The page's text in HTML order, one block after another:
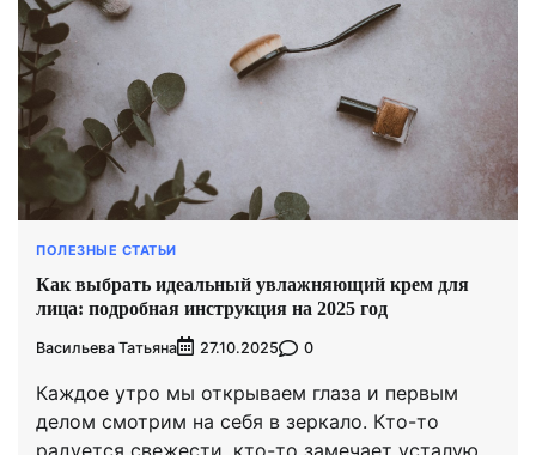
ПОЛЕЗНЫЕ СТАТЬИ
Как выбрать идеальный увлажняющий крем для
лица: подробная инструкция на 2025 год
Васильева Татьяна 27.10.2025 0
Каждое утро мы открываем глаза и первым
делом смотрим на себя в зеркало. Кто-то